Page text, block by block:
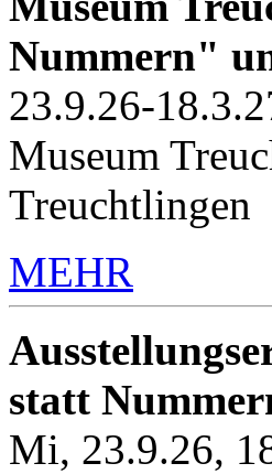
Nummern"
23.9.26-
Museum
Treuchtlingen
MEHR
statt
Mi, 23.9.26,